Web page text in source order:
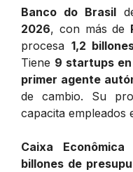
Banco do Brasil
2026, con más de
procesa 1,2
Tiene 9 startups
primer agente
de cambio. Su
capacita empleados
Caixa Econômica
billones de